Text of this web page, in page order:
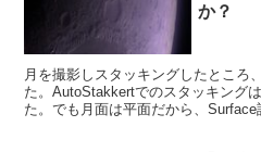
か？
月を撮影しスタッキングしたところ
た。AutoStakkertでのスタッキング
た。でも月面は平面だから、Surface